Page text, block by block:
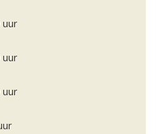
uur
uur
uur